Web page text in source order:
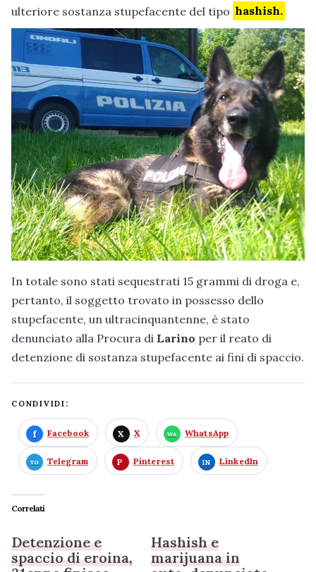
ulteriore sostanza stupefacente del tipo hashish.
In totale sono stati sequestrati 15 grammi di droga e,
pertanto, il soggetto trovato in possesso dello
stupefacente, un ultracinquantenne, è stato
denunciato alla Procura di Larino per il reato di
detenzione di sostanza stupefacente ai fini di spaccio.
CONDIVIDI:
Facebook X WhatsApp
Telegram Pinterest LinkedIn
Correlati
Detenzione e
spaccio di eroina,
Hashish e
marijuana in